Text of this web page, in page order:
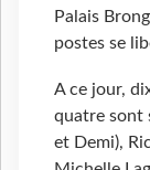
Palais
postes se
A ce jour,
quatre sont
et Demi),